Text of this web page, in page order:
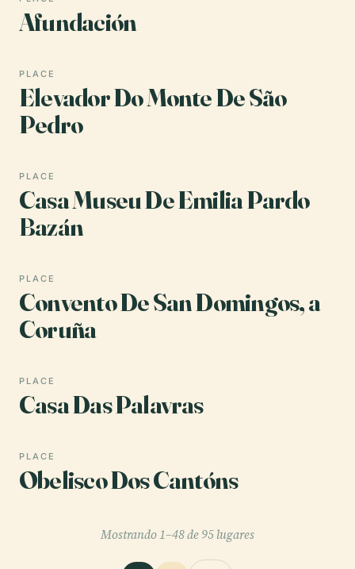
Afundación
PLACE
Elevador Do Monte De São
Pedro
PLACE
Casa Museu De Emilia Pardo
Bazán
PLACE
Convento De San Domingos, a
Coruña
PLACE
Casa Das Palavras
PLACE
Obelisco Dos Cantóns
Mostrando 1–48 de 95 lugares